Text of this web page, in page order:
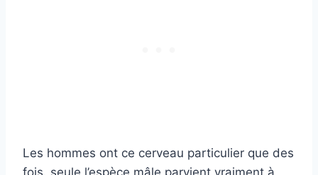
Les hommes ont ce cerveau particulier que des